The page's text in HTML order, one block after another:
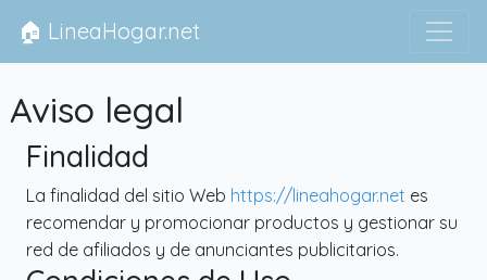
🏠 LineaHogar.net
Aviso legal
Finalidad
La finalidad del sitio Web https://lineahogar.net es
recomendar y promocionar productos y gestionar su
red de afiliados y de anunciantes publicitarios.